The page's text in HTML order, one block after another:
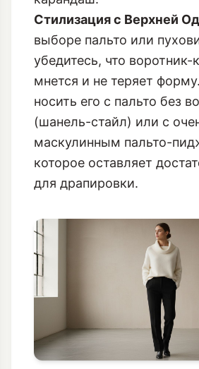
мнется и не теряет
носить его с пальто без
(шанель-стайл) или с
маскулинным пальто-
которое оставляет
для драпировки.
Стилистический Гид
Визуальная Магия